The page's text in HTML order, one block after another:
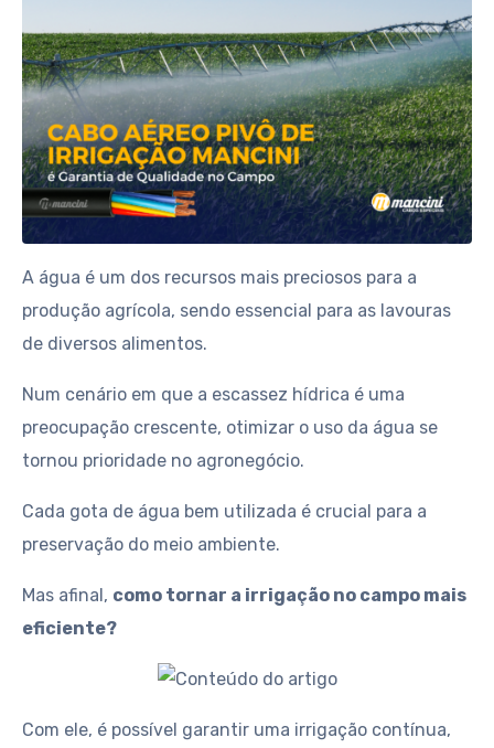
A água é um dos recursos mais preciosos para a
produção agrícola, sendo essencial para as lavouras
de diversos alimentos.
Num cenário em que a escassez hídrica é uma
preocupação crescente, otimizar o uso da água se
tornou prioridade no agronegócio.
Cada gota de água bem utilizada é crucial para a
preservação do meio ambiente.
Mas afinal, como tornar a irrigação no campo mais
eficiente?
Com ele, é possível garantir uma irrigação contínua,